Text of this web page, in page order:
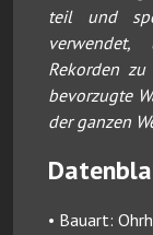
teil und
Rekorden
bevorzugte
der ganzen
• Bauart: